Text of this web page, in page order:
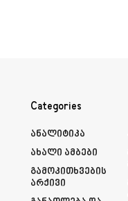
Categories
Ანალიტიკა
Ახალი Ამბები
Გამოკითხვების
Არქივი